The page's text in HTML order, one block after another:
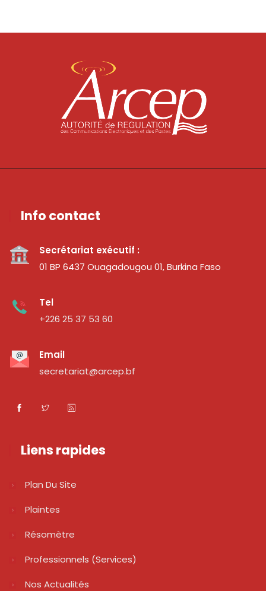
Info contact
Secrétariat exécutif :
01 BP 6437 Ouagadougou 01, Burkina Faso
Tel
+226 25 37 53 60
Email
secretariat@arcep.bf
Liens rapides
Plan Du Site
Plaintes
Résomètre
Professionnels (services)
Nos Actualités